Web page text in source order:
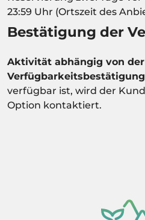
23:59 Uhr (Ortszeit des
Bestätigung der
Aktivität abhängig von der
verfügbar ist, wird der
Option kontaktiert.